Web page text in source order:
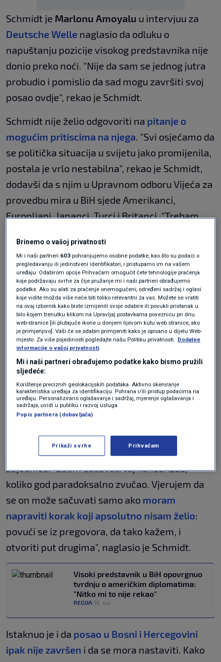
Schmidt je Marlonu Amoyalu u intervjuu za
Deutsche Welle naglasio da odluku o
napuštanju pozicije visokog predstavnika nije
donio preko noći. "Nije da sam se jednog jutra
probudio i pomislio da sad mogu završiti svoj
posao ovdje", rekao je Schmidt.
Schmidt nije želio odgovoriti na pitanje o
mogućim pritiscima na njega. "Svi osjećamo da
se politička situacija u svijetu jako promijenila,
postala je vrlo nestabilna", rekao je Schmidt,
dodavši da s njim u Upravnom odboru Vijeća za
provedbu mira u BiH sjede Amerikanci,
Europljani, Japanci, Turci i Britanci. "Trebam
Budućnost BiH neizvjesna:
Međunarodni nadzor slabi, Dodik
pojačava pritisak
REGIJA 18. svi.
Schmidt je rekao da je promjena političkog
pristupa prema BiH već na sceni, te je potvrdio
da u međunarodnoj zajednici o tome ne postoji
konsenzus. "Želimo li nastaviti s Daytonom ili
slijediti druge pristupe?Koja je uloga
međunarodne zajednice? O tome postoje
različita mišljenja", rekao je Schmidt.
Dodao je da se mora moći osloniti na to da
postoji konsenzus unutar međunarodne
zajednice. "Želim sačuvati taj konsenzus,
koliko god paradoksalno zvučao. Vjerujem da
se on može sačuvati samo ako moram
napraviti korak koji apsolutno nisam želio:
povući se iz pregovora, da tako kažem, i
otvoriti put drugima", naglasio je Schmidt.
Visoki predstavnik u BiH opovrgnuo
tvrdnju o američkim diplomatima:
"Nitko mi to nije rekao"
REGIJA 16. svi.
Istaknuo je i da posao u Bosni i Hercegovini
ipak nije završen i da se mora nastaviti. Kako
Brinemo o vašoj privatnosti
Mi i naši partneri 603 pohranjujemo osobne podatke, kao što su podaci o
pregledavanju ili jedinstveni identifikatori, i pristupamo im na vašem
uređaju. Odabirom opcije Prihvaćam omogućit ćete tehnologije praćenja
koje podržavaju svrhe za čije pružanje mi i naši partneri obrađujemo
podatke. Ako su alati za praćenje onemogućeni, određeni sadržaj i oglasi
koje vidite možda više neće biti toliko relevantni za vas. Možete se vratiti
na ovaj izbornik kako biste izmijenili svoje odabire ili povukli pristanak u
bilo kojem trenutku klikom na Upravljaj postavkama poveznicu pri dnu
web-stranice [ili plutajuće ikone u donjem lijevom kutu web stranice, ako
je primjenjivo]. Vaši će se odabiri primijeniti kako je opisano u dijelu Web-
mjesto. Za više pojedinosti pogledajte našu Politiku privatnosti. Dodatne
informacije o vašoj privatnosti
Mi i naši partneri obrađujemo podatke kako bismo pružili
sljedeće:
Korištenje preciznih geolokacijskih podataka. Aktivno skeniranje
karakteristika uređaja za identifikaciju. Pohrana i/ili pristup podacima na
uređaju. Personalizirano oglašavanje i sadržaj, mjerenje oglašavanja i
sadržaja, uvidi u publiku i razvoj usluga.
Popis partnera (dobavljača)
Prikaži svrhe Prihvaćam